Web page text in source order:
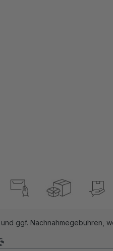
und ggf. Nachnahmegebühren,